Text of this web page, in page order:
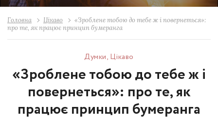
Головна Цікаво
«Зроблене тобою до тебе ж і повернеться»:
про те, як працює принцип бумеранга
Думки, Цікаво
«Зроблене тобою до тебе ж і
повернеться»: про те, як
працює принцип бумеранга